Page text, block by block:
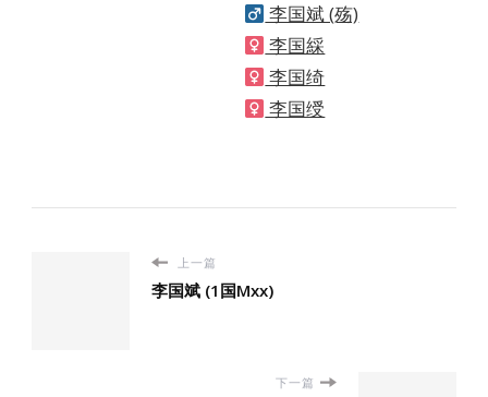
李国斌 (殇)
李国綵
李国绮
李国绶
上一篇
李国斌 (1国Mxx)
下一篇